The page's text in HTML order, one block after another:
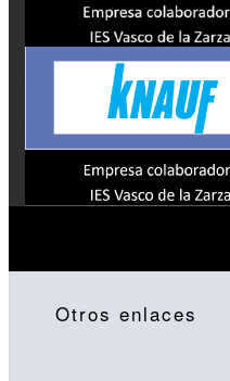
Otros enlaces